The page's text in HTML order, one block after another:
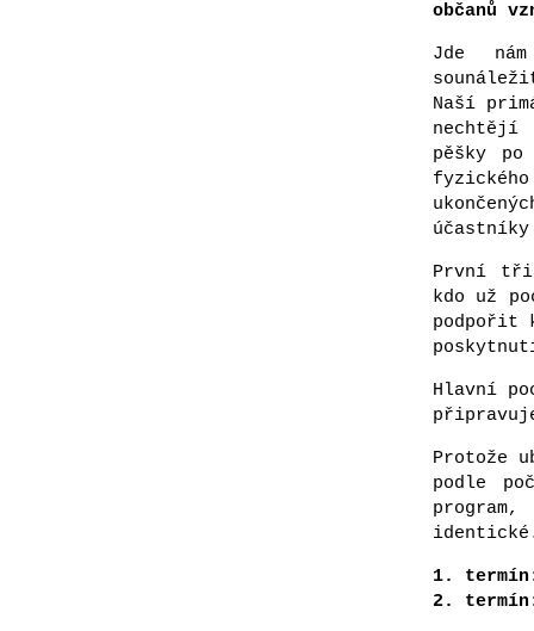
občanů
Jde
Naší
nechtějí
pěšky
První tři
kdo už
podpořit
Hlavní
Protože
podle
1.
2.